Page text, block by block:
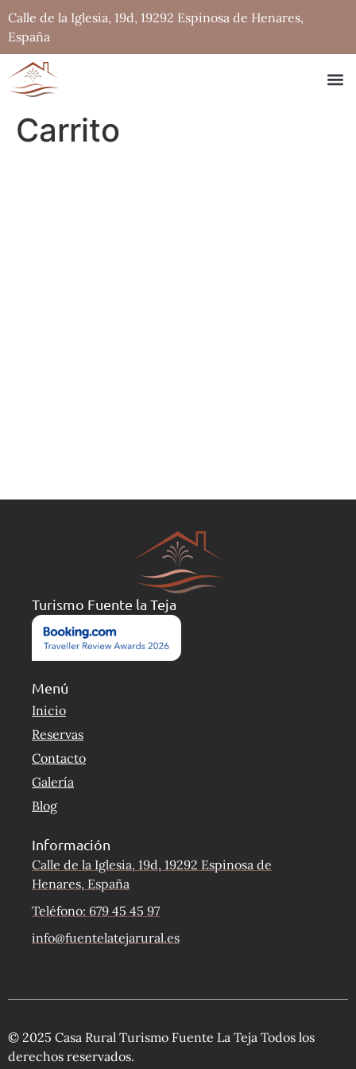
Calle de la Iglesia, 19d, 19292 Espinosa de Henares,
España
Carrito
Turismo Fuente la Teja
Menú
Inicio
Reservas
Contacto
Galería
Blog
Información
Calle de la Iglesia, 19d, 19292 Espinosa de
Henares, España
Teléfono: 679 45 45 97
info@fuentelatejarural.es
© 2025 Casa Rural Turismo Fuente La Teja Todos los
derechos reservados.